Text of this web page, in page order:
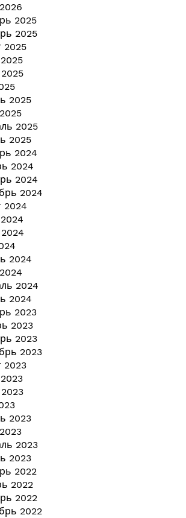
2025
2025
2025
2025
2025
2025
2024
2024
2024
2024
2024
2024
2024
2024
2023
2023
2023
2023
2023
2023
2023
2023
2022
2022
2022
2022